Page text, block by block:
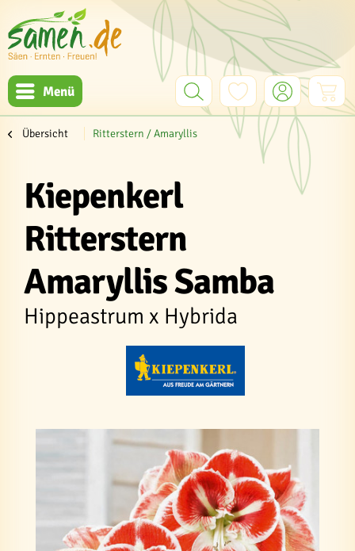
Menü
Übersicht Ritterstern / Amaryllis
Kiepenkerl
Ritterstern
Amaryllis Samba
Hippeastrum x Hybrida